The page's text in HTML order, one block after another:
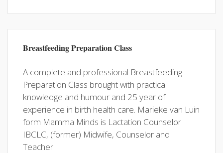
Breastfeeding Preparation Class
A complete and professional Breastfeeding
Preparation Class brought with practical
knowledge and humour and 25 year of
experience in birth health care. Marieke van Luin
form Mamma Minds is Lactation Counselor
IBCLC, (former) Midwife, Counselor and
Teacher